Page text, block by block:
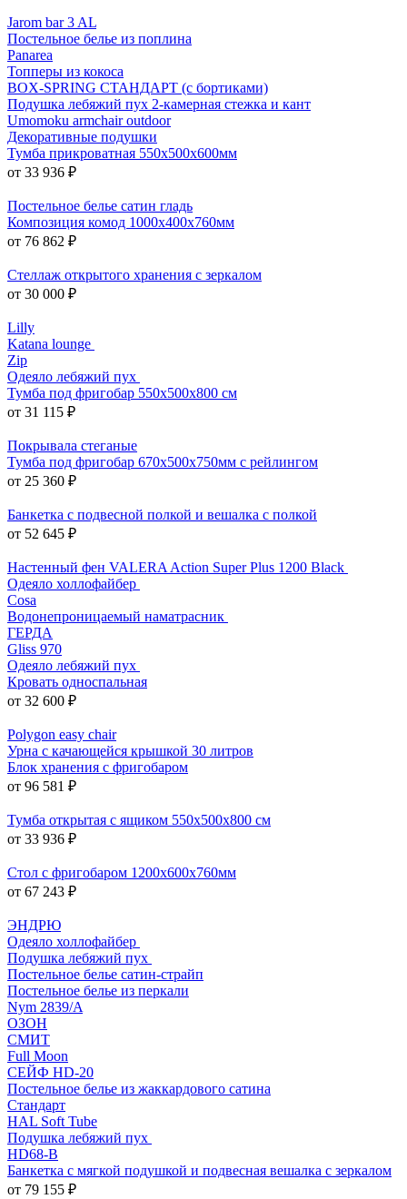
Jarom bar 3 AL
Постельное белье из поплина
Panarea
Топперы из кокоса
BOX-SPRING СТАНДАРТ (с бортиками)
Подушка лебяжий пух 2-камерная стежка и кант
Umomoku armchair outdoor
Декоративные подушки
Тумба прикроватная 550х500х600мм
от 33 936 ₽
Постельное белье сатин гладь
Композиция комод 1000х400х760мм
от 76 862 ₽
Стеллаж открытого хранения с зеркалом
от 30 000 ₽
Lilly
Katana lounge
Zip
Одеяло лебяжий пух
Тумба под фригобар 550x500x800 см
от 31 115 ₽
Покрывала стеганые
Тумба под фригобар 670x500x750мм с рейлингом
от 25 360 ₽
Банкетка с подвесной полкой и вешалка с полкой
от 52 645 ₽
Настенный фен VALERA Action Super Plus 1200 Black
Одеяло холлофайбер
Cosa
Водонепроницаемый наматрасник
ГЕРДА
Gliss 970
Одеяло лебяжий пух
Кровать односпальная
от 32 600 ₽
Polygon easy chair
Урна с качающейся крышкой 30 литров
Блок хранения с фригобаром
от 96 581 ₽
Тумба открытая с ящиком 550x500x800 см
от 33 936 ₽
Стол с фригобаром 1200х600х760мм
от 67 243 ₽
ЭНДРЮ
Одеяло холлофайбер
Подушка лебяжий пух
Постельное белье сатин-страйп
Постельное белье из перкали
Nym 2839/A
ОЗОН
СМИТ
Full Moon
СЕЙФ HD-20
Постельное белье из жаккардового сатина
Стандарт
HAL Soft Tube
Подушка лебяжий пух
HD68-B
Банкетка с мягкой подушкой и подвесная вешалка с зеркалом
от 79 155 ₽